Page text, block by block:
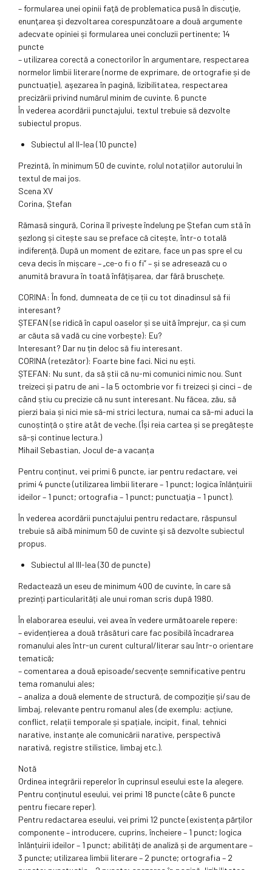
– formularea unei opinii faţă de problematica pusă în discuţie,
enunţarea şi dezvoltarea corespunzătoare a două argumente
adecvate opiniei și formularea unei concluzii pertinente; 14
puncte
– utilizarea corectă a conectorilor în argumentare, respectarea
normelor limbii literare (norme de exprimare, de ortografie și de
punctuație), aşezarea în pagină, lizibilitatea, respectarea
precizării privind numărul minim de cuvinte. 6 puncte
În vederea acordării punctajului, textul trebuie să dezvolte
subiectul propus.
Subiectul al II-lea (10 puncte)
Prezintă, în minimum 50 de cuvinte, rolul notațiilor autorului în
textul de mai jos.
Scena XV
Corina, Ștefan
Rămasă singură, Corina îl privește îndelung pe Ștefan cum stă în
șezlong și citește sau se preface că citește, într-o totală
indiferență. După un moment de ezitare, face un pas spre el cu
ceva decis în mișcare – „ce-o fi o fi” – și se adresează cu o
anumită bravura în toată înfățișarea, dar fără bruschețe.
CORINA: În fond, dumneata de ce ții cu tot dinadinsul să fii
interesant?
ȘTEFAN (se ridică în capul oaselor și se uită împrejur, ca și cum
ar căuta să vadă cu cine vorbește): Eu?
Interesant? Dar nu țin deloc să fiu interesant.
CORINA (retezător): Foarte bine faci. Nici nu ești.
ȘTEFAN: Nu sunt, da să știi că nu-mi comunici nimic nou. Sunt
treizeci și patru de ani – la 5 octombrie vor fi treizeci și cinci – de
când știu cu precizie că nu sunt interesant. Nu făcea, zău, să
pierzi baia și nici mie să-mi strici lectura, numai ca să-mi aduci la
cunoștință o știre atât de veche. (Își reia cartea și se pregătește
să-și continue lectura.)
Mihail Sebastian, Jocul de-a vacanța
Pentru conținut, vei primi 6 puncte, iar pentru redactare, vei
primi 4 puncte (utilizarea limbii literare – 1 punct; logica înlănțuirii
ideilor – 1 punct; ortografia – 1 punct; punctuaţia – 1 punct).
În vederea acordării punctajului pentru redactare, răspunsul
trebuie să aibă minimum 50 de cuvinte şi să dezvolte subiectul
propus.
Subiectul al III-lea (30 de puncte)
Redactează un eseu de minimum 400 de cuvinte, în care să
prezinți particularități ale unui roman scris după 1980.
În elaborarea eseului, vei avea în vedere următoarele repere:
– evidențierea a două trăsături care fac posibilă încadrarea
romanului ales într-un curent cultural/literar sau într-o orientare
tematică;
– comentarea a două episoade/secvențe semnificative pentru
tema romanului ales;
– analiza a două elemente de structură, de compoziție și/sau de
limbaj, relevante pentru romanul ales (de exemplu: acțiune,
conflict, relații temporale și spațiale, incipit, final, tehnici
narative, instanțe ale comunicării narative, perspectivă
narativă, registre stilistice, limbaj etc.).
Notă
Ordinea integrării reperelor în cuprinsul eseului este la alegere.
Pentru conţinutul eseului, vei primi 18 puncte (câte 6 puncte
pentru fiecare reper).
Pentru redactarea eseului, vei primi 12 puncte (existența părților
componente – introducere, cuprins, încheiere – 1 punct; logica
înlănțuirii ideilor – 1 punct; abilități de analiză și de argumentare –
3 puncte; utilizarea limbii literare – 2 puncte; ortografia – 2